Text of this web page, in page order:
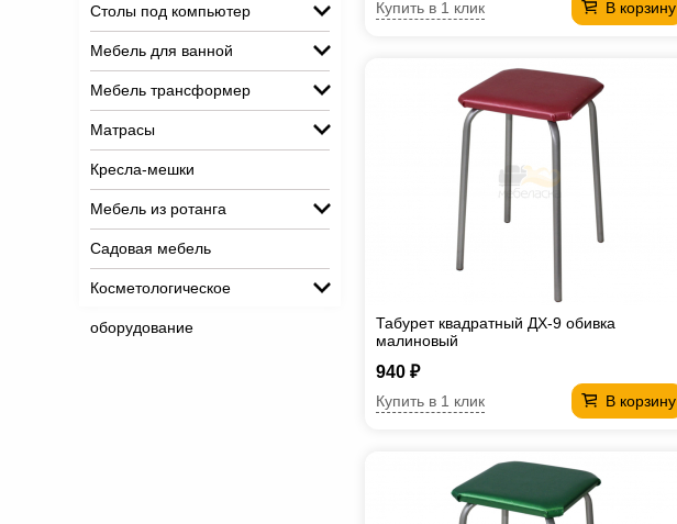
Столы под компьютер
Мебель для ванной
Мебель трансформер
Матрасы
Кресла-мешки
Мебель из ротанга
Садовая мебель
Косметологическое
оборудование
В корзину
Купить в 1 клик
Табурет квадратный ДХ-9 обивка
малиновый
940 ₽
В корзину
Купить в 1 клик